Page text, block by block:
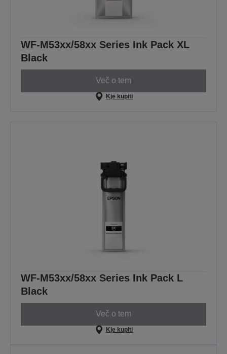
WF-M53xx/58xx Series Ink Pack XL
Black
Več o tem
Kje kupiti
WF-M53xx/58xx Series Ink Pack L
Black
Več o tem
Kje kupiti